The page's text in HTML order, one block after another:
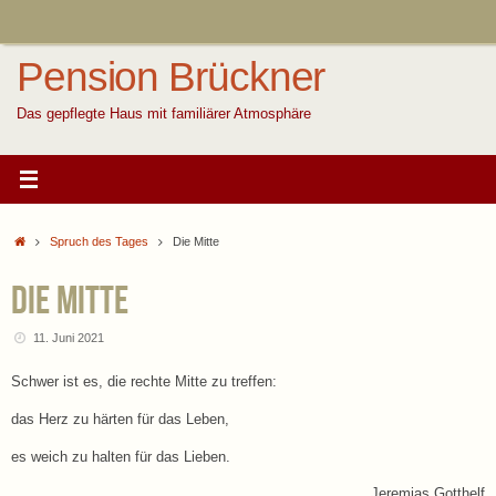
Pension Brückner
Das gepflegte Haus mit familiärer Atmosphäre
StartSpruch des Tages Die Mitte
Die Mitte
11. Juni 2021
Schwer ist es, die rechte Mitte zu treffen:
das Herz zu härten für das Leben,
es weich zu halten für das Lieben.